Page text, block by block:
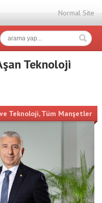
Normal Site
Teknoloji
Teknoloji,Tüm Manşetler